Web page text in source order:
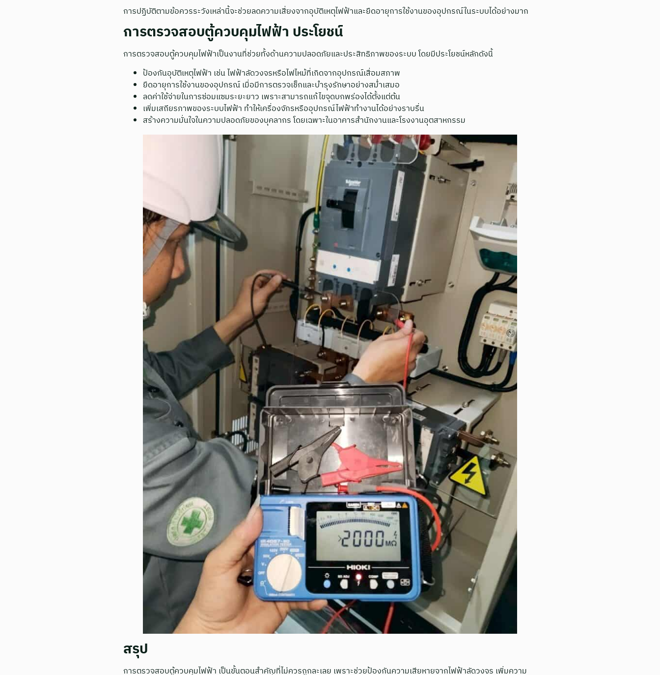
การปฏิบัติตามข้อควรระวังเหล่านี้จะช่วยลดความเสี่ยงจากอุบัติเหตุไฟฟ้าและยืดอายุการใช้งานของอุปกรณ์ในระบบได้อย่างมาก
การตรวจสอบตู้ควบคุมไฟฟ้า ประโยชน์
การตรวจสอบตู้ควบคุมไฟฟ้าเป็นงานที่ช่วยทั้งด้านความปลอดภัยและประสิทธิภาพของระบบ โดยมีประโยชน์หลักดังนี้
ป้องกันอุบัติเหตุไฟฟ้า เช่น ไฟฟ้าลัดวงจรหรือไฟไหม้ที่เกิดจากอุปกรณ์เสื่อมสภาพ
ยืดอายุการใช้งานของอุปกรณ์ เมื่อมีการตรวจเช็กและบำรุงรักษาอย่างสม่ำเสมอ
ลดค่าใช้จ่ายในการซ่อมแซมระยะยาว เพราะสามารถแก้ไขจุดบกพร่องได้ตั้งแต่ต้น
เพิ่มเสถียรภาพของระบบไฟฟ้า ทำให้เครื่องจักรหรืออุปกรณ์ไฟฟ้าทำงานได้อย่างราบรื่น
สร้างความมั่นใจในความปลอดภัยของบุคลากร โดยเฉพาะในอาคารสำนักงานและโรงงานอุตสาหกรรม
สรุป
การตรวจสอบตู้ควบคุมไฟฟ้า เป็นขั้นตอนสำคัญที่ไม่ควรถูกละเลย เพราะช่วยป้องกันความเสียหายจากไฟฟ้าลัดวงจร เพิ่มความ